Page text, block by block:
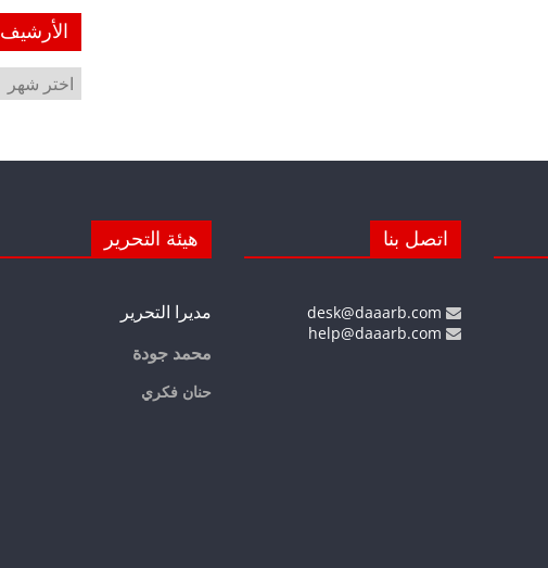
الأرشيف
الأرشيف
اتصل بنا هيئة التحرير
مديرا التحرير
محمد جودة
حنان فكري